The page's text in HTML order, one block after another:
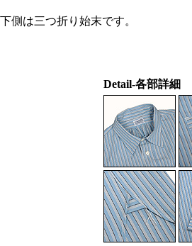
側は三つ折り始末です。
Detail-各部詳細